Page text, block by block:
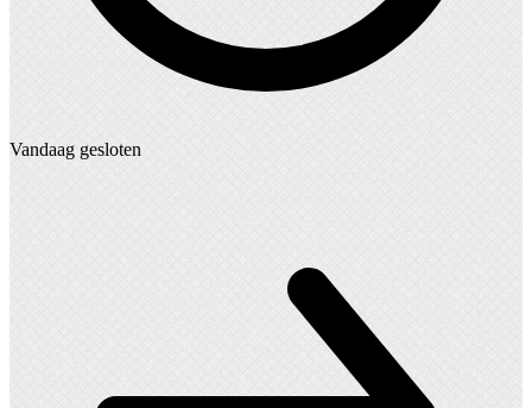
Vandaag gesloten